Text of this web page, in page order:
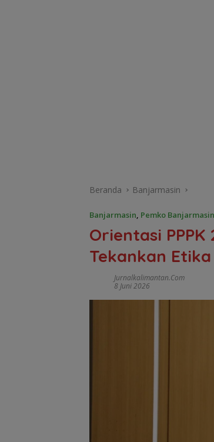
Beranda Banjarmasin
Banjarmasin, Pemko Banjarmasin
Orientasi
Tekankan
Jurnalkalimantan.com
8 Juni 2026